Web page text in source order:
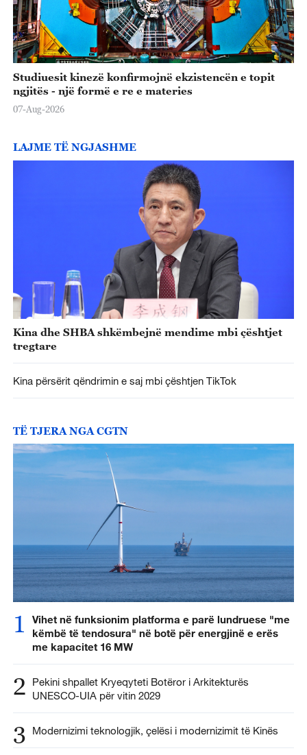
Studiuesit kinezë konfirmojnë ekzistencën e topit
ngjitës - një formë e re e materies
07-Aug-2026
LAJME TË NGJASHME
Kina dhe SHBA shkëmbejnë mendime mbi çështjet
tregtare
Kina përsërit qëndrimin e saj mbi çështjen TikTok
TË TJERA NGA CGTN
1
Vihet në funksionim platforma e parë lundruese "me
këmbë të tendosura" në botë për energjinë e erës
me kapacitet 16 MW
2
Pekini shpallet Kryeqyteti Botëror i Arkitekturës
UNESCO-UIA për vitin 2029
3 Modernizimi teknologjik, çelësi i modernizimit të Kinës